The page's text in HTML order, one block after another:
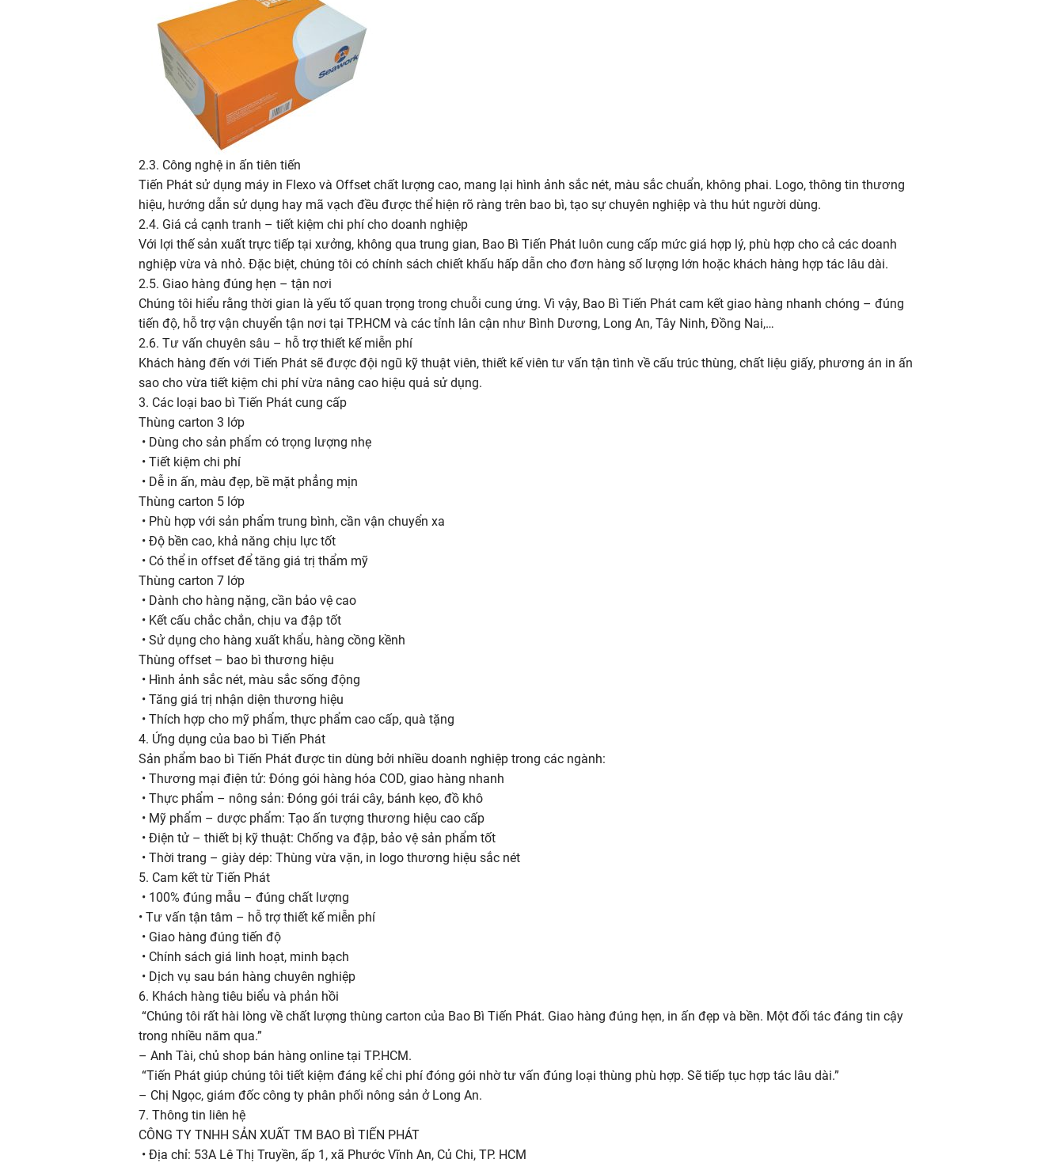
2.3. Công nghệ in ấn tiên tiến
Tiến Phát sử dụng máy in Flexo và Offset chất lượng cao, mang lại hình ảnh sắc nét, màu sắc chuẩn, không phai. Logo, thông tin thương
hiệu, hướng dẫn sử dụng hay mã vạch đều được thể hiện rõ ràng trên bao bì, tạo sự chuyên nghiệp và thu hút người dùng.
2.4. Giá cả cạnh tranh – tiết kiệm chi phí cho doanh nghiệp
Với lợi thế sản xuất trực tiếp tại xưởng, không qua trung gian, Bao Bì Tiến Phát luôn cung cấp mức giá hợp lý, phù hợp cho cả các doanh
nghiệp vừa và nhỏ. Đặc biệt, chúng tôi có chính sách chiết khấu hấp dẫn cho đơn hàng số lượng lớn hoặc khách hàng hợp tác lâu dài.
2.5. Giao hàng đúng hẹn – tận nơi
Chúng tôi hiểu rằng thời gian là yếu tố quan trọng trong chuỗi cung ứng. Vì vậy, Bao Bì Tiến Phát cam kết giao hàng nhanh chóng – đúng
tiến độ, hỗ trợ vận chuyển tận nơi tại TP.HCM và các tỉnh lân cận như Bình Dương, Long An, Tây Ninh, Đồng Nai,…
2.6. Tư vấn chuyên sâu – hỗ trợ thiết kế miễn phí
Khách hàng đến với Tiến Phát sẽ được đội ngũ kỹ thuật viên, thiết kế viên tư vấn tận tình về cấu trúc thùng, chất liệu giấy, phương án in ấn
sao cho vừa tiết kiệm chi phí vừa nâng cao hiệu quả sử dụng.
3. Các loại bao bì Tiến Phát cung cấp
Thùng carton 3 lớp
• Dùng cho sản phẩm có trọng lượng nhẹ
• Tiết kiệm chi phí
• Dễ in ấn, màu đẹp, bề mặt phẳng mịn
Thùng carton 5 lớp
• Phù hợp với sản phẩm trung bình, cần vận chuyển xa
• Độ bền cao, khả năng chịu lực tốt
• Có thể in offset để tăng giá trị thẩm mỹ
Thùng carton 7 lớp
• Dành cho hàng nặng, cần bảo vệ cao
• Kết cấu chắc chắn, chịu va đập tốt
• Sử dụng cho hàng xuất khẩu, hàng cồng kềnh
Thùng offset – bao bì thương hiệu
• Hình ảnh sắc nét, màu sắc sống động
• Tăng giá trị nhận diện thương hiệu
• Thích hợp cho mỹ phẩm, thực phẩm cao cấp, quà tặng
4. Ứng dụng của bao bì Tiến Phát
Sản phẩm bao bì Tiến Phát được tin dùng bởi nhiều doanh nghiệp trong các ngành:
• Thương mại điện tử: Đóng gói hàng hóa COD, giao hàng nhanh
• Thực phẩm – nông sản: Đóng gói trái cây, bánh kẹo, đồ khô
• Mỹ phẩm – dược phẩm: Tạo ấn tượng thương hiệu cao cấp
• Điện tử – thiết bị kỹ thuật: Chống va đập, bảo vệ sản phẩm tốt
• Thời trang – giày dép: Thùng vừa vặn, in logo thương hiệu sắc nét
5. Cam kết từ Tiến Phát
• 100% đúng mẫu – đúng chất lượng
• Tư vấn tận tâm – hỗ trợ thiết kế miễn phí
• Giao hàng đúng tiến độ
• Chính sách giá linh hoạt, minh bạch
• Dịch vụ sau bán hàng chuyên nghiệp
6. Khách hàng tiêu biểu và phản hồi
“Chúng tôi rất hài lòng về chất lượng thùng carton của Bao Bì Tiến Phát. Giao hàng đúng hẹn, in ấn đẹp và bền. Một đối tác đáng tin cậy
trong nhiều năm qua.”
– Anh Tài, chủ shop bán hàng online tại TP.HCM.
“Tiến Phát giúp chúng tôi tiết kiệm đáng kể chi phí đóng gói nhờ tư vấn đúng loại thùng phù hợp. Sẽ tiếp tục hợp tác lâu dài.”
– Chị Ngọc, giám đốc công ty phân phối nông sản ở Long An.
7. Thông tin liên hệ
CÔNG TY TNHH SẢN XUẤT TM BAO BÌ TIẾN PHÁT
• Địa chỉ: 53A Lê Thị Truyền, ấp 1, xã Phước Vĩnh An, Củ Chi, TP. HCM